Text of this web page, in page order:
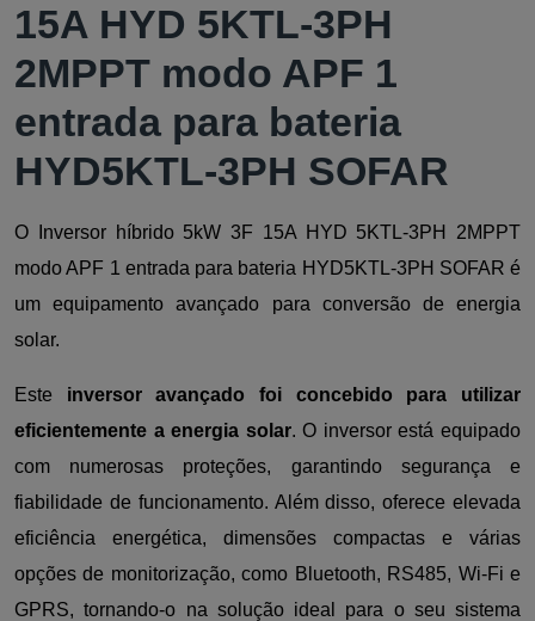
15A HYD 5KTL-3PH
2MPPT modo APF 1
entrada para bateria
HYD5KTL-3PH SOFAR
O Inversor híbrido 5kW 3F 15A HYD 5KTL-3PH 2MPPT
modo APF 1 entrada para bateria HYD5KTL-3PH SOFAR é
um equipamento avançado para conversão de energia
solar.
Este inversor avançado foi concebido para utilizar
eficientemente a energia solar. O inversor está equipado
com numerosas proteções, garantindo segurança e
fiabilidade de funcionamento. Além disso, oferece elevada
eficiência energética, dimensões compactas e várias
opções de monitorização, como Bluetooth, RS485, Wi-Fi e
GPRS, tornando-o na solução ideal para o seu sistema